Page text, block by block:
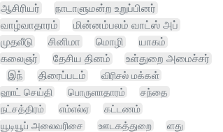
ஆசிரியர்
நாடாளுமன்ற உறுப்பினர்
வாழ்வாதாரம்
மின்னம்பலம் வாட்ஸ் அப்
முதலீடு
சினிமா மொழி
யாகம்
கலைஞர்
தேசிய தினம்
உள்துறை அமைச்சர்
இந்
திரைப்படம்
விரிசல் மக்கள்
ஹாட் செய்தி
பொருளாதாரம்
சந்தை
நட்சத்திரம்
எம்எல்ஏ
கட்டணம்
யூடியூப் அலைவரிசை
ஊடகத்துறை
ளது